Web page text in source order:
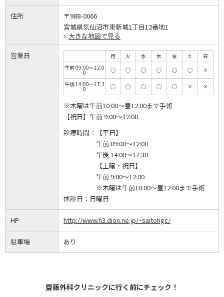
住所
〒988-0066
宮城県気仙沼市東新城1丁目12番地1
大きな地図で見る
営業日 月 火 水 木 金 土
日
午前 09:00～12:0
0 ◯ ◯ ◯ ◯ ◯ ◯
×
午後 14:00～17:3
0 ◯ ◯ ◯ ◯ ◯ × ×
※木曜は午前10:00～昼12:00まで手術
【祝日】午前 9:00～12:00
診療時間：
【平日】
午前 09:00～12:00
午後 14:00～17:30
【土曜・祝日】
午前 9:00～12:00
※木曜は午前10:00～昼12:00まで手術
休診日： 日曜日
HP http://www.h3.dion.ne.jp/~saitohgc/
駐車場 あり
齋藤外科クリニックに行く前にチェック！